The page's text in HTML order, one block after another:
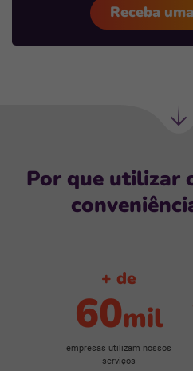
Receba
Por que utilizar
+ de
60mil
empresas utilizam nossos
serviços